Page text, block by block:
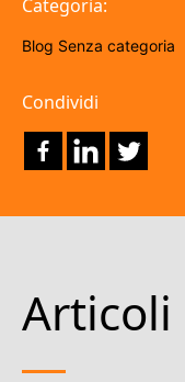
Categoria:
Blog Senza categoria
Condividi
Articoli